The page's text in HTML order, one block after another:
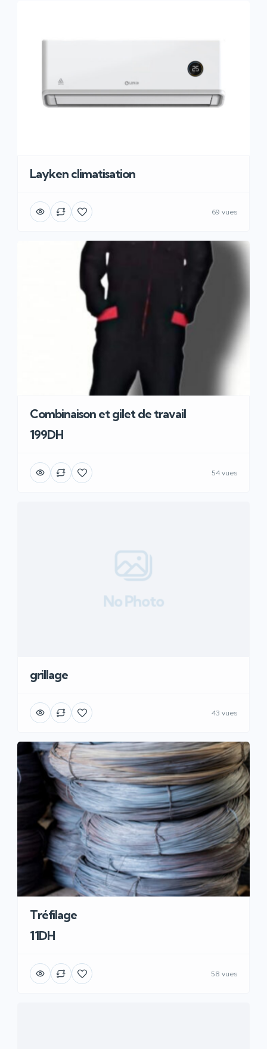
Layken climatisation
69 vues
Combinaison et gilet de travail
199DH
54 vues
No Photo
grillage
43 vues
Tréfilage
11DH
58 vues